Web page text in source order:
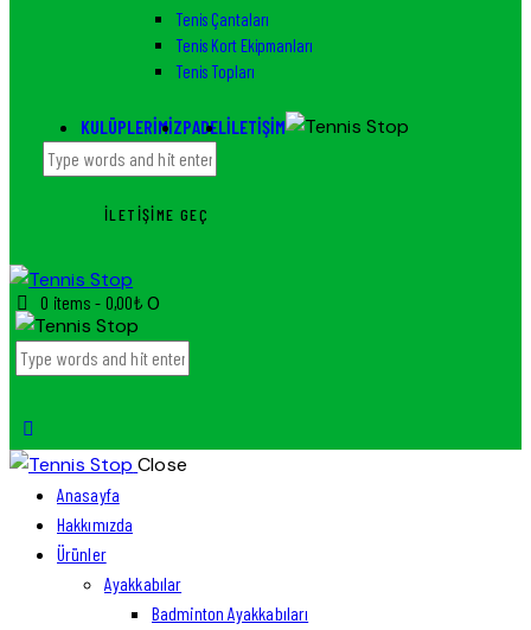
Tenis Çantaları
Tenis Kort Ekipmanları
Tenis Topları
KULÜPLERIMIZPADELİLETIŞIM
İLETIŞIME GEÇ
0 items - 0,00₺ 0
Close
Anasayfa
Hakkımızda
Ürünler
Ayakkabılar
Badminton Ayakkabıları